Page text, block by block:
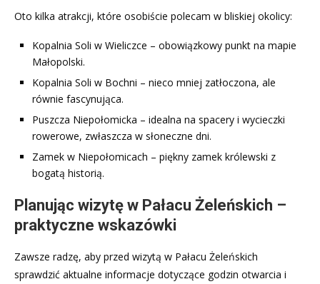
Oto kilka atrakcji, które osobiście polecam w bliskiej okolicy:
Kopalnia Soli w Wieliczce – obowiązkowy punkt na mapie
Małopolski.
Kopalnia Soli w Bochni – nieco mniej zatłoczona, ale
równie fascynująca.
Puszcza Niepołomicka – idealna na spacery i wycieczki
rowerowe, zwłaszcza w słoneczne dni.
Zamek w Niepołomicach – piękny zamek królewski z
bogatą historią.
Planując wizytę w Pałacu Żeleńskich –
praktyczne wskazówki
Zawsze radzę, aby przed wizytą w Pałacu Żeleńskich
sprawdzić aktualne informacje dotyczące godzin otwarcia i